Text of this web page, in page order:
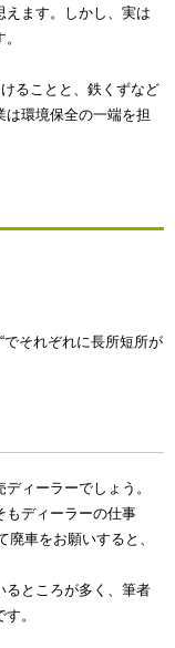
えます。しかし、実は
ることと、鉄くずなど
は環境保全の一端を担
でそれぞれに長所短所が
ィーラーでしょう。
もディーラーの仕事
廃車をお願いすると、
るところが多く、筆者
。